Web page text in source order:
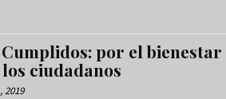
por el bienestar
ciudadanos
2019